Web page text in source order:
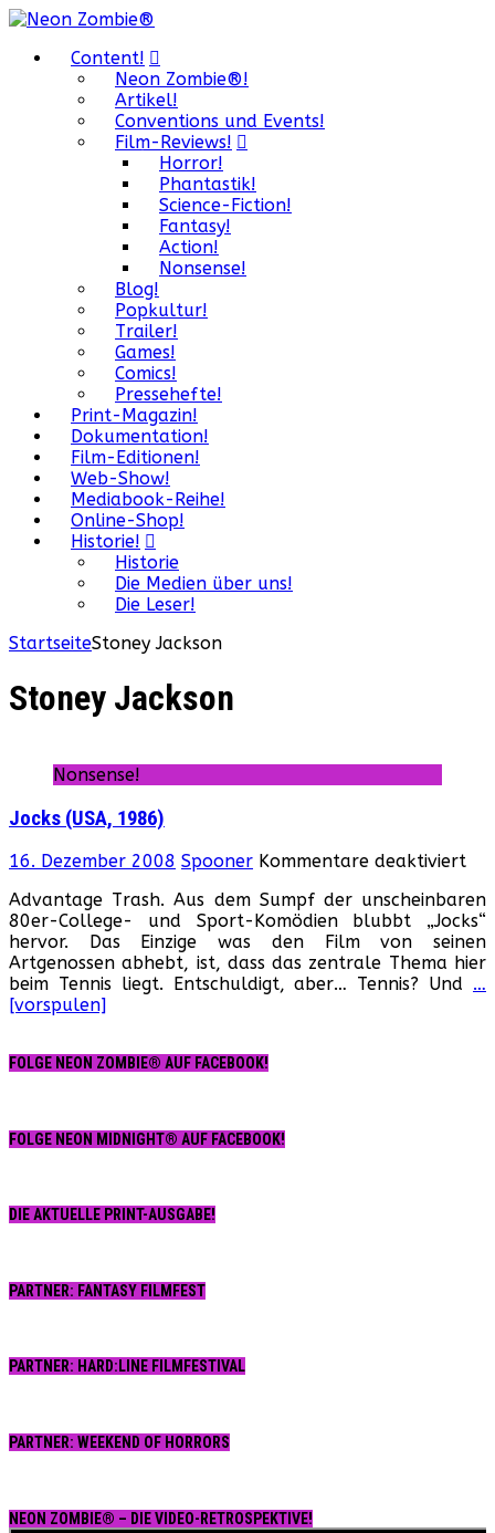
Content!
Neon Zombie®!
Artikel!
Conventions und Events!
Film-Reviews!
Horror!
Phantastik!
Science-Fiction!
Fantasy!
Action!
Nonsense!
Blog!
Popkultur!
Trailer!
Games!
Comics!
Pressehefte!
Print-Magazin!
Dokumentation!
Film-Editionen!
Web-Show!
Mediabook-Reihe!
Online-Shop!
Historie!
Historie
Die Medien über uns!
Die Leser!
StartseiteStoney Jackson
Stoney Jackson
Nonsense!
Jocks (USA, 1986)
16. Dezember 2008 Spooner Kommentare deaktiviertfür
Advantage Trash. Aus dem Sumpf der unscheinbaren
80er-College- und Sport-Komödien blubbt „Jocks“
hervor. Das Einzige was den Film von seinen
Artgenossen abhebt, ist, dass das zentrale Thema hier
beim Tennis liegt. Entschuldigt, aber… Tennis? Und …
[vorspulen]
FOLGE NEON ZOMBIE® AUF FACEBOOK!
FOLGE NEON MIDNIGHT® AUF FACEBOOK!
DIE AKTUELLE PRINT-AUSGABE!
PARTNER: FANTASY FILMFEST
PARTNER: HARD:LINE FILMFESTIVAL
PARTNER: WEEKEND OF HORRORS
NEON ZOMBIE® – DIE VIDEO-RETROSPEKTIVE!